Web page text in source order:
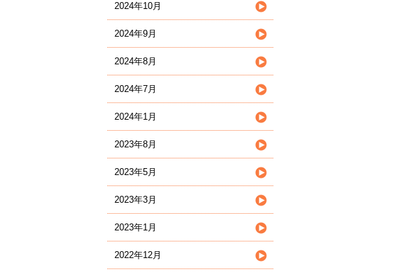
2024年10月
2024年9月
2024年8月
2024年7月
2024年1月
2023年8月
2023年5月
2023年3月
2023年1月
2022年12月